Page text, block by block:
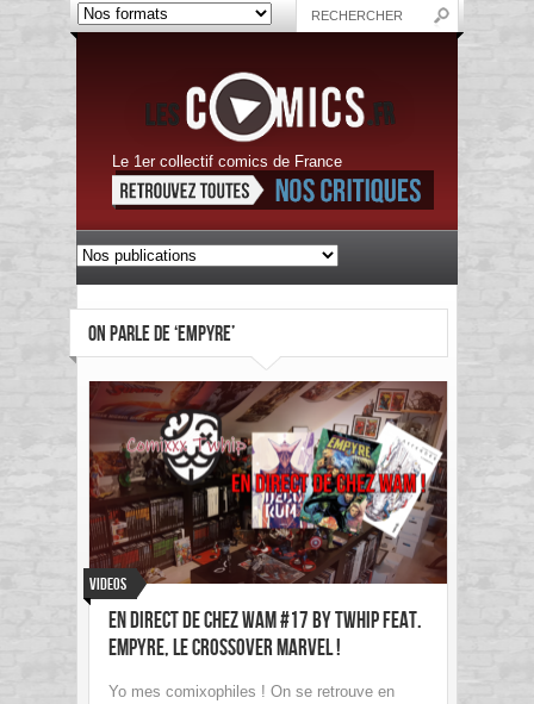
Le 1er collectif comics de France
ON PARLE DE ‘EMPYRE’
Videos
En direct de chez Wam #17 by Twhip feat.
Empyre, le crossover Marvel !
Yo mes comixophiles ! On se retrouve en